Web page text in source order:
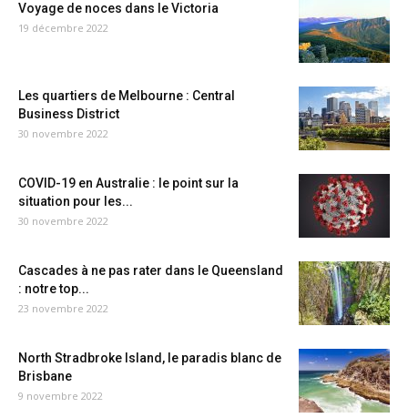
Voyage de noces dans le Victoria
19 décembre 2022
Les quartiers de Melbourne : Central
Business District
30 novembre 2022
COVID-19 en Australie : le point sur la
situation pour les...
30 novembre 2022
Cascades à ne pas rater dans le Queensland
: notre top...
23 novembre 2022
North Stradbroke Island, le paradis blanc de
Brisbane
9 novembre 2022